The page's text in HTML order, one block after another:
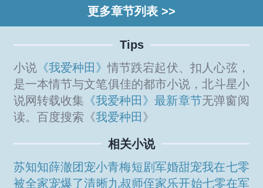
更多章节列表 >>
Tips
小说《我爱种田》情节跌宕起伏、扣人心弦，
是一本情节与文笔俱佳的都市小说，北斗星小
说网转载收集 《我爱种田》最新章节无弹窗阅
读。百度搜索《我爱种田 》
相关小说
苏知知薛澈团宠小青梅短剧军婚甜宠我在七零
被全家宠爆了清晰九叔师侄家乐开始七零在军